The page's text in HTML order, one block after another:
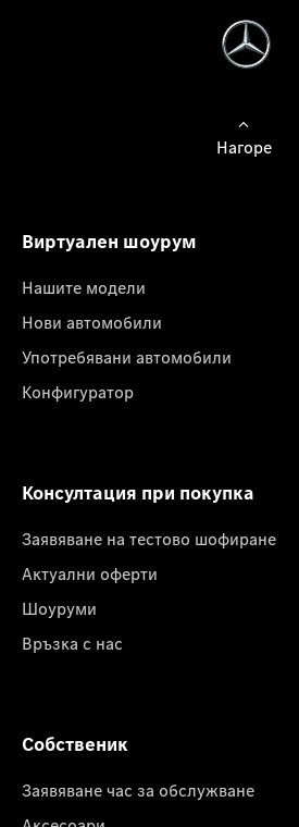
Нагоре
Виртуален шоурум
Нашите модели
Нови автомобили
Употребявани автомобили
Конфигуратор
Консултация при покупка
Заявяване на тестово шофиране
Актуални оферти
Шоуруми
Връзка с нас
Собственик
Заявяване час за обслужване